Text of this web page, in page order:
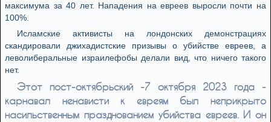
максимума за 40 лет. Нападения на евреев выросли почти на
100%.
Исламские активисты на лондонских демонстрациях
скандировали джихадистские призывы о убийстве евреев, а
леволиберальные израилефобы делали вид, что ничего такого
нет.
Этот пост-октябрьский -7 октября 2023 года -
карнавал ненависти к евреям был неприкрыто
насильственным празднованием убийства евреев. И он